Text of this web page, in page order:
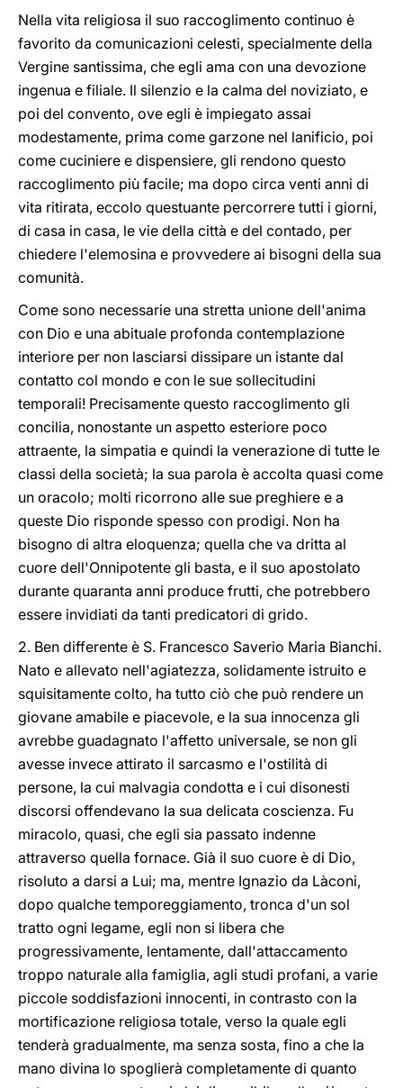
Nella vita religiosa il suo raccoglimento continuo è
favorito da comunicazioni celesti, specialmente della
Vergine santissima, che egli ama con una devozione
ingenua e filiale. Il silenzio e la calma del noviziato, e
poi del convento, ove egli è impiegato assai
modestamente, prima come garzone nel lanificio, poi
come cuciniere e dispensiere, gli rendono questo
raccoglimento più facile; ma dopo circa venti anni di
vita ritirata, eccolo questuante percorrere tutti i giorni,
di casa in casa, le vie della città e del contado, per
chiedere l'elemosina e provvedere ai bisogni della sua
comunità.
Come sono necessarie una stretta unione dell'anima
con Dio e una abituale profonda contemplazione
interiore per non lasciarsi dissipare un istante dal
contatto col mondo e con le sue sollecitudini
temporali! Precisamente questo raccoglimento gli
concilia, nonostante un aspetto esteriore poco
attraente, la simpatia e quindi la venerazione di tutte le
classi della società; la sua parola è accolta quasi come
un oracolo; molti ricorrono alle sue preghiere e a
queste Dio risponde spesso con prodigi. Non ha
bisogno di altra eloquenza; quella che va dritta al
cuore dell'Onnipotente gli basta, e il suo apostolato
durante quaranta anni produce frutti, che potrebbero
essere invidiati da tanti predicatori di grido.
2. Ben differente è S. Francesco Saverio Maria Bianchi.
Nato e allevato nell'agiatezza, solidamente istruito e
squisitamente colto, ha tutto ciò che può rendere un
giovane amabile e piacevole, e la sua innocenza gli
avrebbe guadagnato l'affetto universale, se non gli
avesse invece attirato il sarcasmo e l'ostilità di
persone, la cui malvagia condotta e i cui disonesti
discorsi offendevano la sua delicata coscienza. Fu
miracolo, quasi, che egli sia passato indenne
attraverso quella fornace. Già il suo cuore è di Dio,
risoluto a darsi a Lui; ma, mentre Ignazio da Làconi,
dopo qualche temporeggiamento, tronca d'un sol
tratto ogni legame, egli non si libera che
progressivamente, lentamente, dall'attaccamento
troppo naturale alla famiglia, agli studi profani, a varie
piccole soddisfazioni innocenti, in contrasto con la
mortificazione religiosa totale, verso la quale egli
tenderà gradualmente, ma senza sosta, fino a che la
mano divina lo spoglierà completamente di quanto